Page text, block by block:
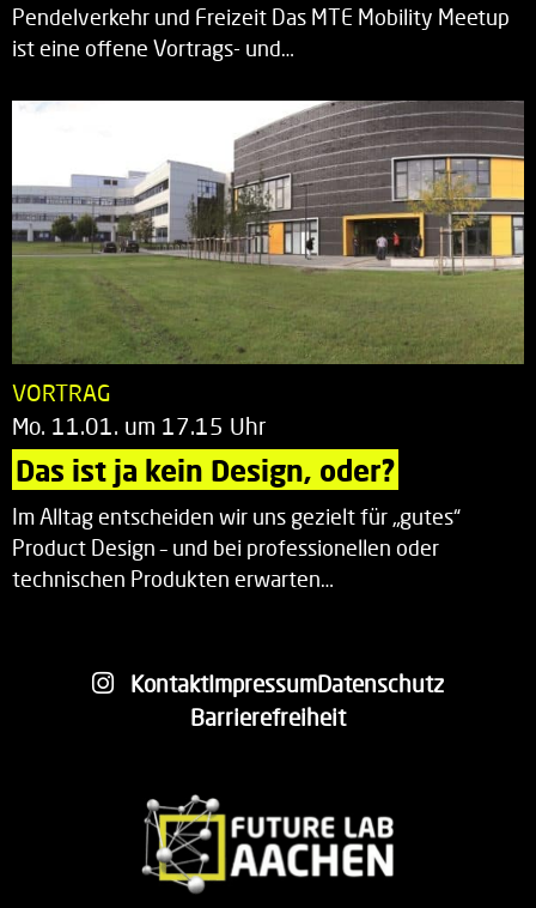
Pendelverkehr und Freizeit Das MTE Mobility Meetup
ist eine offene Vortrags- und…
VORTRAG
Mo. 11.01. um 17.15 Uhr
Das ist ja kein Design, oder?
Im Alltag entscheiden wir uns gezielt für „gutes“
Product Design – und bei professionellen oder
technischen Produkten erwarten…
KontaktImpressumDatenschutz
Barrierefreiheit